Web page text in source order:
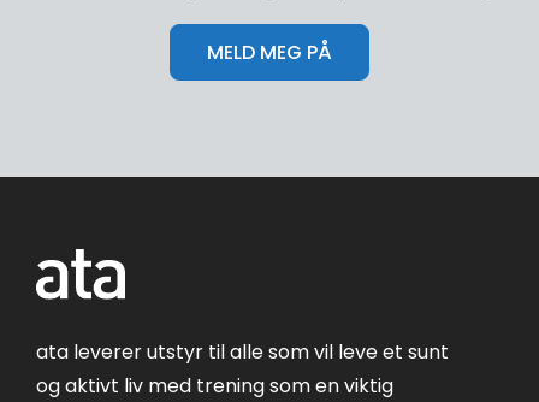
ata leverer utstyr til alle som vil leve et sunt
og aktivt liv med trening som en viktig